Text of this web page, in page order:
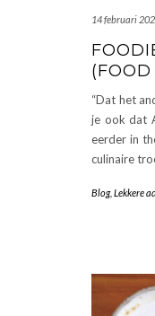
14 februari
“Dat het
je ook dat
eerder in
culinaire
Blog, Lekkere